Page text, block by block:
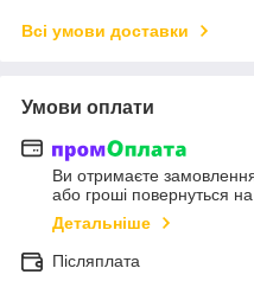
Всі умови доставки
Умови оплати
Ви отримаєте
або гроші повернуться
Детальніше
Післяплата